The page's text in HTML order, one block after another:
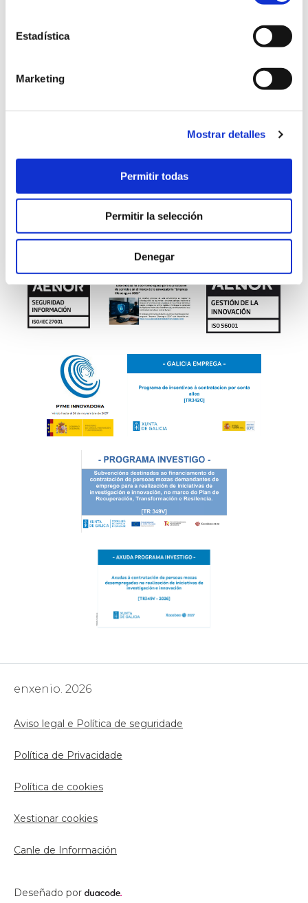
Estadística
Marketing
Mostrar detalles
Permitir todas
Permitir la selección
Denegar
O noso método
Nós
Contacto
enxenio. 2026
Aviso legal e Política de seguridade
Política de Privacidade
Política de cookies
Xestionar cookies
Canle de Información
Deseñado por